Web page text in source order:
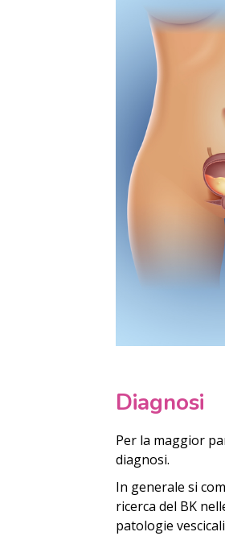
Diagnosi
Per la maggior
diagnosi.
In generale si
ricerca del BK
patologie